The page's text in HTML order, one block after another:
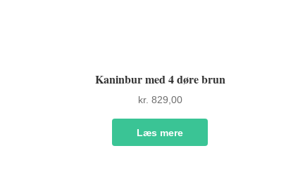
Kaninbur med 4 døre brun
kr. 829,00
Læs mere